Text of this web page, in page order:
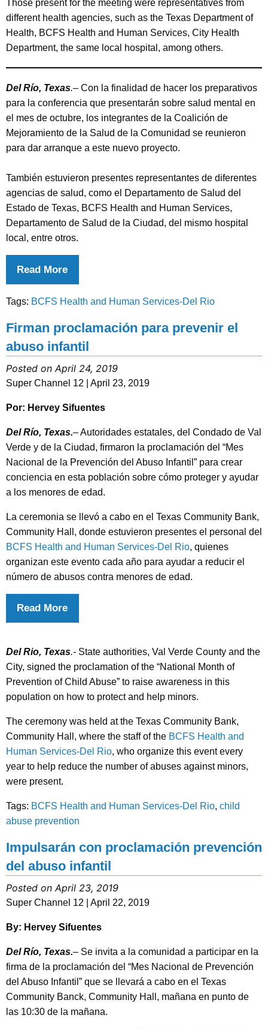
Those present for the meeting were representatives from
different health agencies, such as the Texas Department of
Health, BCFS Health and Human Services, City Health
Department, the same local hospital, among others.
Del Río, Texas.– Con la finalidad de hacer los preparativos
para la conferencia que presentarán sobre salud mental en
el mes de octubre, los integrantes de la Coalición de
Mejoramiento de la Salud de la Comunidad se reunieron
para dar arranque a este nuevo proyecto.
También estuvieron presentes representantes de diferentes
agencias de salud, como el Departamento de Salud del
Estado de Texas, BCFS Health and Human Services,
Departamento de Salud de la Ciudad, del mismo hospital
local, entre otros.
Read More
Tags: BCFS Health and Human Services-Del Rio
Firman proclamación para prevenir el
abuso infantil
Posted on April 24, 2019
Super Channel 12 | April 23, 2019
Por: Hervey Sifuentes
Del Río, Texas.–Autoridades estatales, del Condado de Val
Verde y de la Ciudad, firmaron la proclamación del “Mes
Nacional de la Prevención del Abuso Infantil” para crear
conciencia en esta población sobre cómo proteger y ayudar
a los menores de edad.
La ceremonia se llevó a cabo en el Texas Community Bank,
Community Hall, donde estuvieron presentes el personal del
BCFS Health and Human Services-Del Rio, quienes
organizan este evento cada año para ayudar a reducir el
número de abusos contra menores de edad.
Read More
Del Rio, Texas.- State authorities, Val Verde County and the
City, signed the proclamation of the “National Month of
Prevention of Child Abuse” to raise awareness in this
population on how to protect and help minors.
The ceremony was held at the Texas Community Bank,
Community Hall, where the staff of the BCFS Health and
Human Services-Del Rio, who organize this event every
year to help reduce the number of abuses against minors,
were present.
Tags: BCFS Health and Human Services-Del Rio, child
abuse prevention
Impulsarán con proclamación prevención
del abuso infantil
Posted on April 23, 2019
Super Channel 12 | April 22, 2019
By: Hervey Sifuentes
Del Río, Texas.– Se invita a la comunidad a participar en la
firma de la proclamación del “Mes Nacional de Prevención
del Abuso Infantil” que se llevará a cabo en el Texas
Community Banck, Community Hall, mañana en punto de
las 10:30 de la mañana.